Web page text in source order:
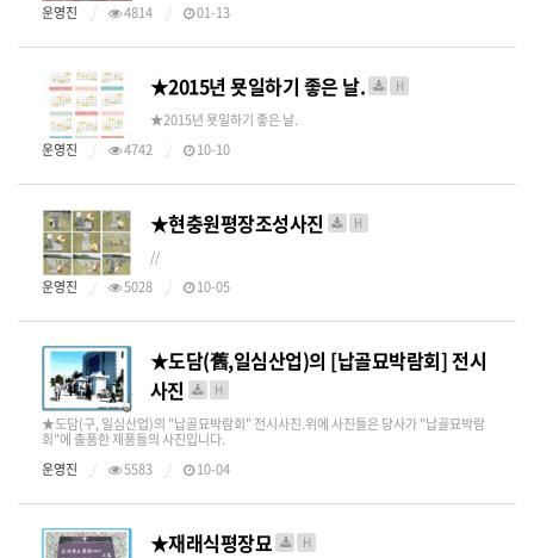
운영진
4814 01-13
★2015년 묫일하기 좋은 날. H
​​ ★2015년 묫일하기 좋은 날.
운영진
4742 10-10
★현충원평장조성사진 H
//
운영진
5028 10-05
★도담(舊,일심산업)의 [납골묘박람회] 전시
사진
H
​★도담(구, 일심산업)의 "납골묘박람회" 전시사진.​위에 사진들은 당사가 "납골묘박람
회"에 출품한 제품들의 사진입니다.
운영진
5583 10-04
★재래식평장묘 H